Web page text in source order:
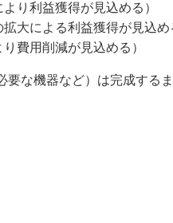
り利益獲得が見込める）
大による利益獲得が見込め
費用削減が見込める）
要な機器など）は完成する